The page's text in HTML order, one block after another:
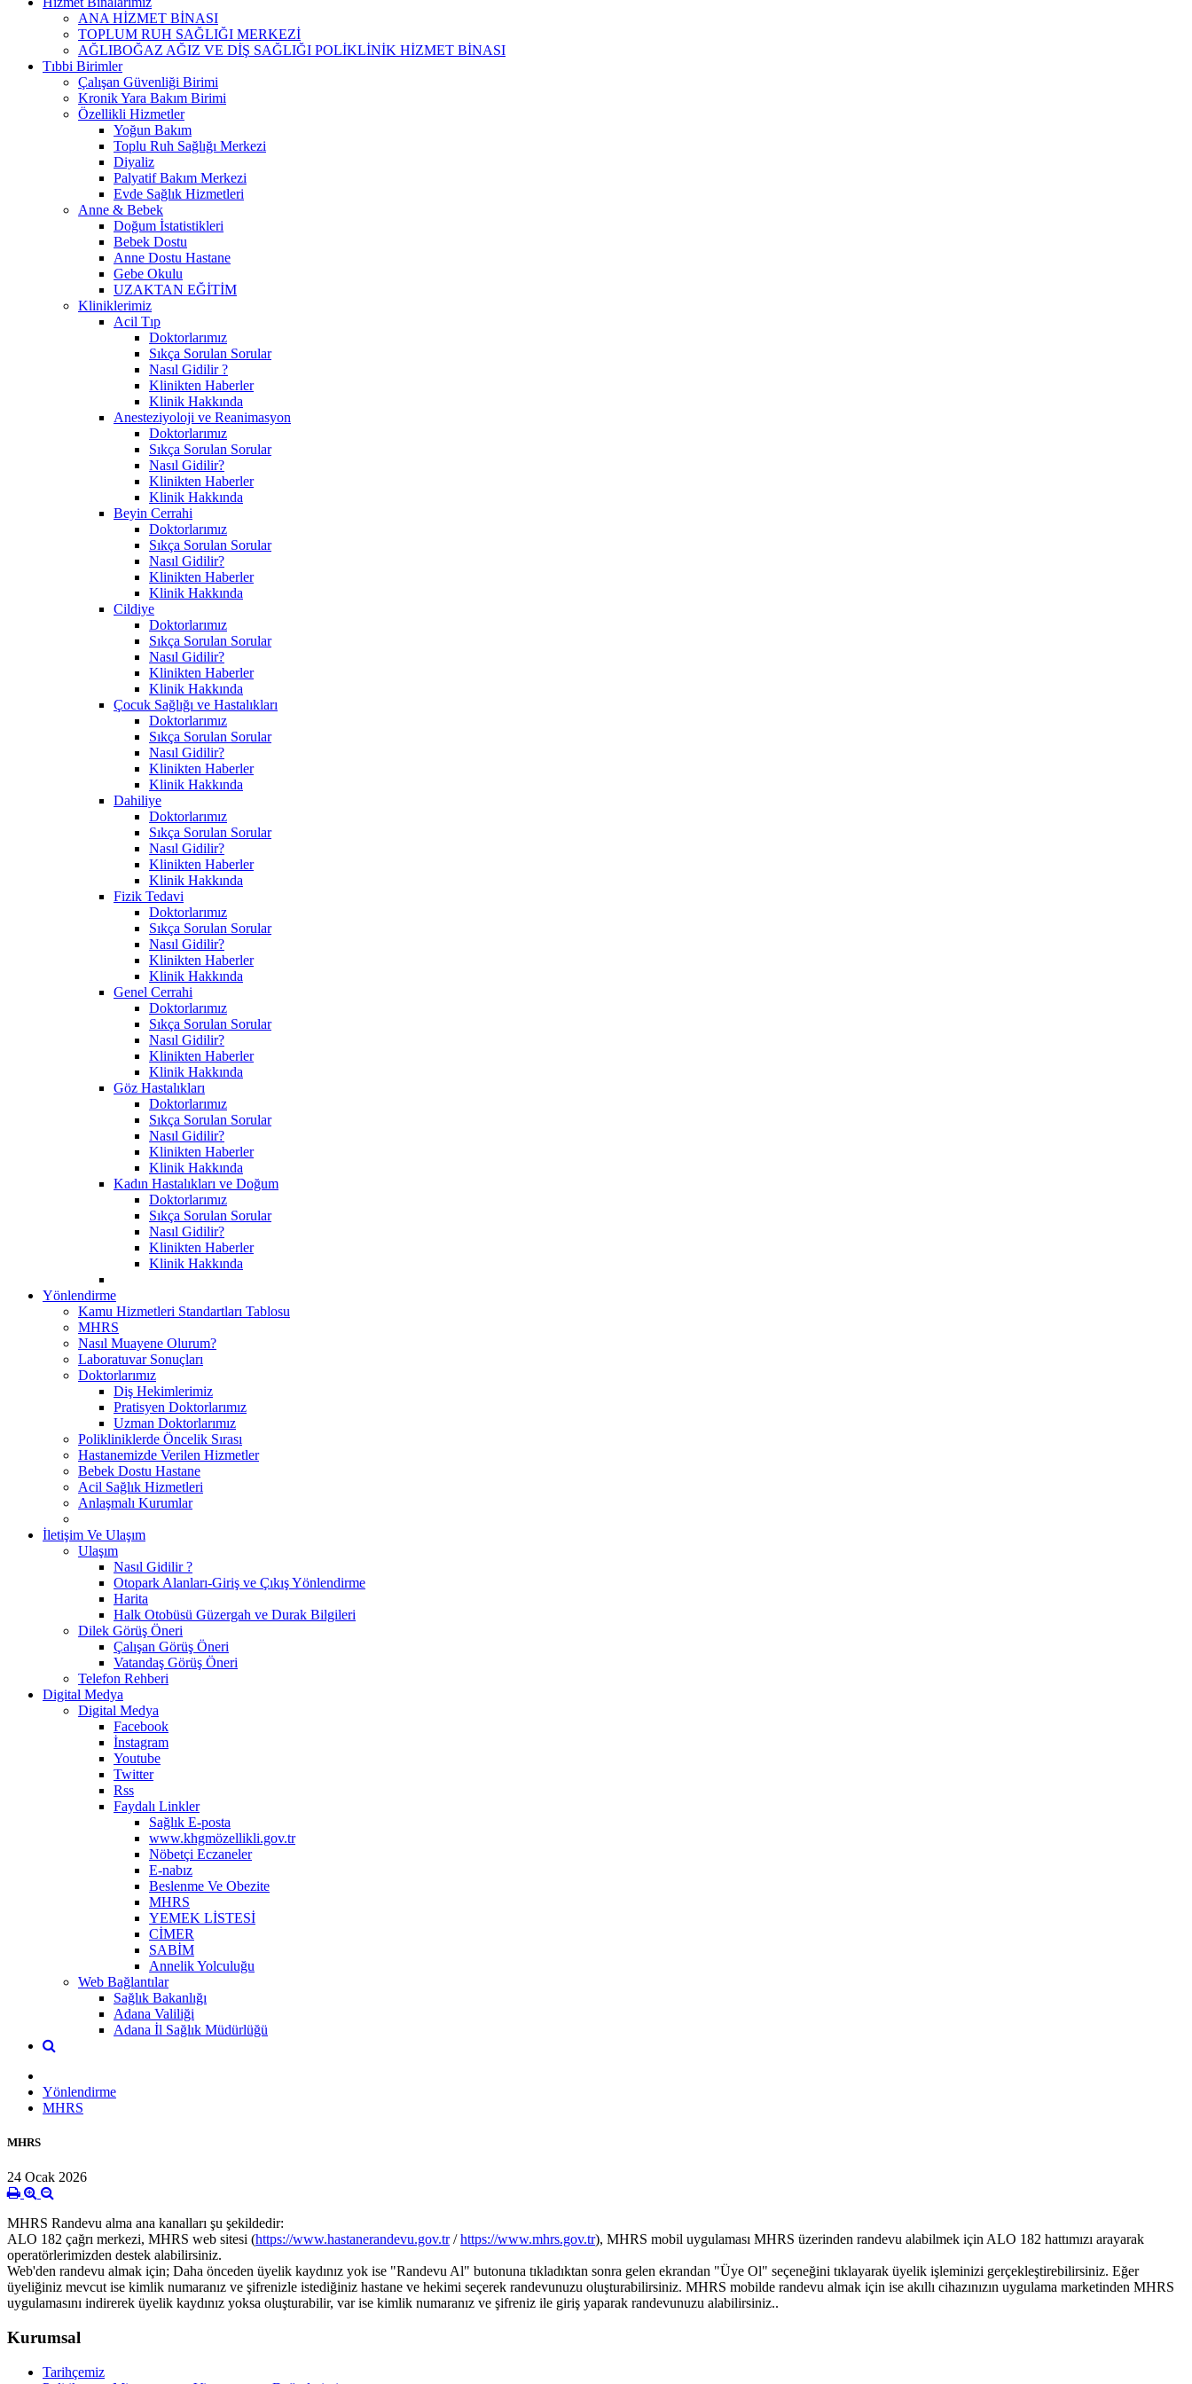
ANA HİZMET BİNASI
TOPLUM RUH SAĞLIĞI MERKEZİ
AĞLIBOĞAZ AĞIZ VE DİŞ SAĞLIĞI POLİKLİNİK HİZMET BİNASI
Tıbbi Birimler
Çalışan Güvenliği Birimi
Kronik Yara Bakım Birimi
Özellikli Hizmetler
Yoğun Bakım
Toplu Ruh Sağlığı Merkezi
Diyaliz
Palyatif Bakım Merkezi
Evde Sağlık Hizmetleri
Anne & Bebek
Doğum İstatistikleri
Bebek Dostu
Anne Dostu Hastane
Gebe Okulu
UZAKTAN EĞİTİM
Kliniklerimiz
Acil Tıp
Doktorlarımız
Sıkça Sorulan Sorular
Nasıl Gidilir ?
Klinikten Haberler
Klinik Hakkında
Anesteziyoloji ve Reanimasyon
Doktorlarımız
Sıkça Sorulan Sorular
Nasıl Gidilir?
Klinikten Haberler
Klinik Hakkında
Beyin Cerrahi
Doktorlarımız
Sıkça Sorulan Sorular
Nasıl Gidilir?
Klinikten Haberler
Klinik Hakkında
Cildiye
Doktorlarımız
Sıkça Sorulan Sorular
Nasıl Gidilir?
Klinikten Haberler
Klinik Hakkında
Çocuk Sağlığı ve Hastalıkları
Doktorlarımız
Sıkça Sorulan Sorular
Nasıl Gidilir?
Klinikten Haberler
Klinik Hakkında
Dahiliye
Doktorlarımız
Sıkça Sorulan Sorular
Nasıl Gidilir?
Klinikten Haberler
Klinik Hakkında
Fizik Tedavi
Doktorlarımız
Sıkça Sorulan Sorular
Nasıl Gidilir?
Klinikten Haberler
Klinik Hakkında
Genel Cerrahi
Doktorlarımız
Sıkça Sorulan Sorular
Nasıl Gidilir?
Klinikten Haberler
Klinik Hakkında
Göz Hastalıkları
Doktorlarımız
Sıkça Sorulan Sorular
Nasıl Gidilir?
Klinikten Haberler
Klinik Hakkında
Kadın Hastalıkları ve Doğum
Doktorlarımız
Sıkça Sorulan Sorular
Nasıl Gidilir?
Klinikten Haberler
Klinik Hakkında
Yönlendirme
Kamu Hizmetleri Standartları Tablosu
MHRS
Nasıl Muayene Olurum?
Laboratuvar Sonuçları
Doktorlarımız
Diş Hekimlerimiz
Pratisyen Doktorlarımız
Uzman Doktorlarımız
Polikliniklerde Öncelik Sırası
Hastanemizde Verilen Hizmetler
Bebek Dostu Hastane
Acil Sağlık Hizmetleri
Anlaşmalı Kurumlar
İletişim Ve Ulaşım
Ulaşım
Nasıl Gidilir ?
Otopark Alanları-Giriş ve Çıkış Yönlendirme
Harita
Halk Otobüsü Güzergah ve Durak Bilgileri
Dilek Görüş Öneri
Çalışan Görüş Öneri
Vatandaş Görüş Öneri
Telefon Rehberi
Digital Medya
Digital Medya
Facebook
İnstagram
Youtube
Twitter
Rss
Faydalı Linkler
Sağlık E-posta
www.khgmözellikli.gov.tr
Nöbetçi Eczaneler
E-nabız
Beslenme Ve Obezite
MHRS
YEMEK LİSTESİ
CİMER
SABİM
Annelik Yolculuğu
Web Bağlantılar
Sağlık Bakanlığı
Adana Valiliği
Adana İl Sağlık Müdürlüğü
Yönlendirme
MHRS
MHRS
24 Ocak 2026
MHRS Randevu alma ana kanalları şu şekildedir:
ALO 182 çağrı merkezi, MHRS web sitesi (https://www.hastanerandevu.gov.tr/https://www.mhrs.gov.tr), MHRS mobil uygulaması MHRS üzerinden randevu alabilmek için ALO 182 hattımızı arayarak
operatörlerimizden destek alabilirsiniz.
Web'den randevu almak için; Daha önceden üyelik kaydınız yok ise "Randevu Al" butonuna tıkladıktan sonra gelen ekrandan "Üye Ol" seçeneğini tıklayarak üyelik işleminizi gerçekleştirebilirsiniz. Eğer
üyeliğiniz mevcut ise kimlik numaranız ve şifrenizle istediğiniz hastane ve hekimi seçerek randevunuzu oluşturabilirsiniz. MHRS mobilde randevu almak için ise akıllı cihazınızın uygulama marketinden MHRS
uygulamasını indirerek üyelik kaydınız yoksa oluşturabilir, var ise kimlik numaranız ve şifreniz ile giriş yaparak randevunuzu alabilirsiniz..
Kurumsal
Tarihçemiz